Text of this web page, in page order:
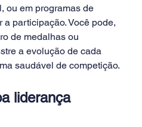
ou em programas de
participação. Você pode,
de medalhas ou
a evolução de cada
saudável de competição.
liderança